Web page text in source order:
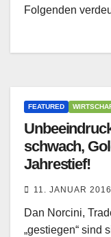
Folgenden
FEATURED
schwach,
Jahrestief!
11. JANUAR 2016
Dan Norcini,
„gestiegen“ sind